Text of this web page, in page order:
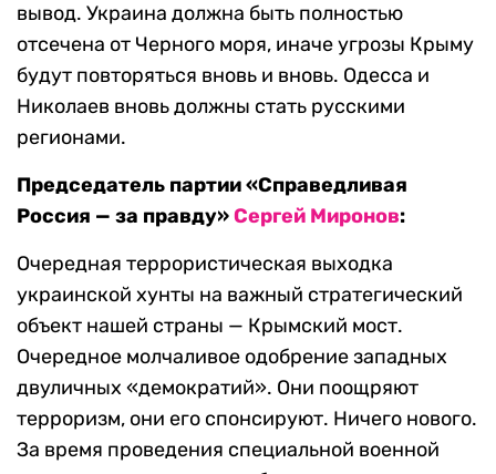
вывод. Украина должна быть полностью
отсечена от Черного моря, иначе угрозы Крыму
будут повторяться вновь и вновь. Одесса и
Николаев вновь должны стать русскими
регионами.
Председатель партии «Справедливая
Россия — за правду»Сергей Миронов:
Очередная террористическая выходка
украинской хунты на важный стратегический
объект нашей страны — Крымский мост.
Очередное молчаливое одобрение западных
двуличных «демократий». Они поощряют
терроризм, они его спонсируют. Ничего нового.
За время проведения специальной военной